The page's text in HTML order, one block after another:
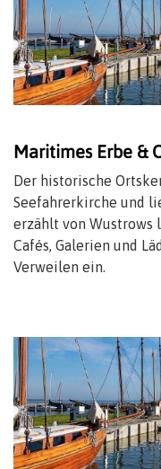
Maritimes Erbe &
Der historische
Seefahrerkirche und
erzählt von Wustrows
Cafés, Galerien und
Verweilen ein.